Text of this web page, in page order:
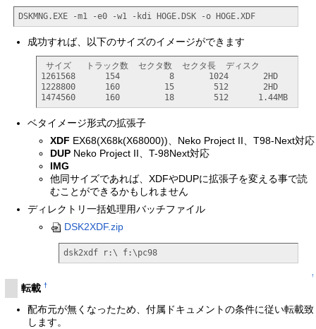
DSKMNG.EXE -m1 -e0 -w1 -kdi HOGE.DSK -o HOGE.XDF
成功すれば、以下のサイズのイメージができます
1261568      154          8       1024       2HD
1228800      160         15        512       2HD
1474560      160         18        512      1.44MB
ベタイメージ形式の拡張子
XDF EX68(X68k(X68000))、Neko Project II、T98-Next対応
DUP Neko Project II、T-98Next対応
IMG
他同サイズであれば、XDFやDUPに拡張子を変える事で読
むことができるかもしれません
ディレクトリ一括処理用バッチファイル
DSK2XDF.zip
dsk2xdf r:\ f:\pc98
↑
転載 †
配布元が無くなったため、付属ドキュメントの条件に従い転載致
します。